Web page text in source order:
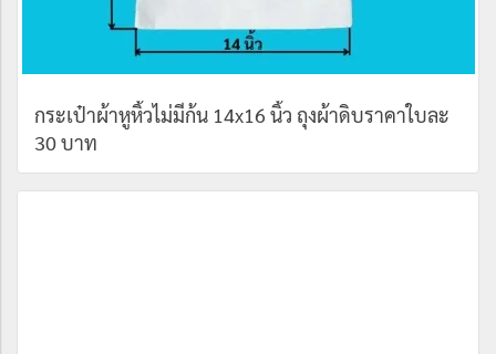
กระเป๋าผ้าหูหิ้วไม่มีก้น 14x16 นิ้ว ถุงผ้าดิบราคาใบละ
30 บาท